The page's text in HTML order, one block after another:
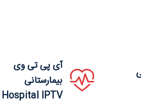
آی پی تی وی
بیمارستانی
Hospital IPTV